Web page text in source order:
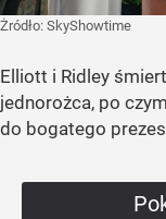
Żródło: SkyShowtime
Elliott i Ridley
jednorożca, po
do bogatego